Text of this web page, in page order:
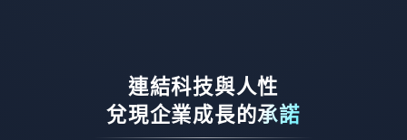
連結科技與人性
兌現企業成長的承諾